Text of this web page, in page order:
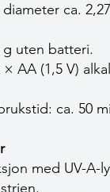
ca.
g uten batteri.
AA (1,5 V)
ca. 50
med UV-A-